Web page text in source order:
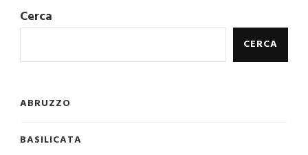
Cerca
CERCA
ABRUZZO
BASILICATA